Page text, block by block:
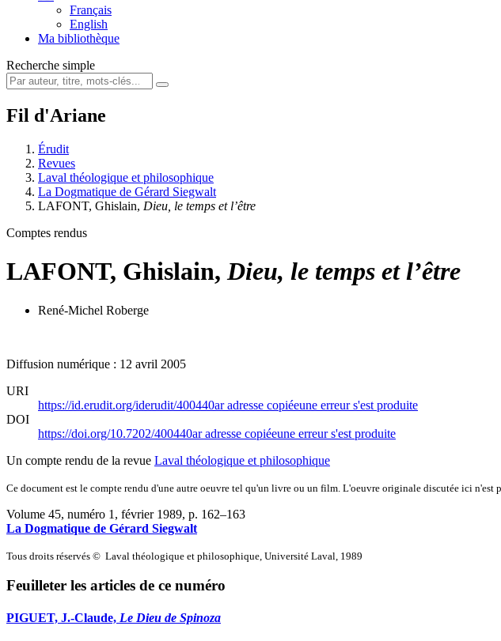
Français
English
Ma bibliothèque
Recherche simple
Fil d'Ariane
Érudit
Revues
Laval théologique et philosophique
La Dogmatique de Gérard Siegwalt
LAFONT, Ghislain, Dieu, le temps et l’être
Comptes rendus
LAFONT, Ghislain, Dieu, le temps et l’être
René-Michel Roberge
Diffusion numérique : 12 avril 2005
URI
https://id.erudit.org/iderudit/400440aradresse copiéeune erreur s'est produite
DOI
https://doi.org/10.7202/400440aradresse copiéeune erreur s'est produite
Un compte rendu de la revue Laval théologique et philosophique
Ce document est le compte rendu d'une autre oeuvre tel qu'un livre ou un film. L'oeuvre originale discutée ici n'est
Volume 45, numéro 1, février 1989, p. 162–163
La Dogmatique de Gérard Siegwalt
Tous droits réservés © Laval théologique et philosophique, Université Laval, 1989
Feuilleter les articles de ce numéro
PIGUET, J.-Claude, Le Dieu de Spinoza